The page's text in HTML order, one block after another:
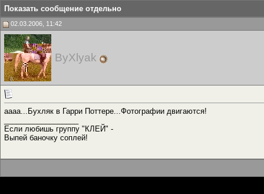
Показать сообщение отдельно
02.03.2006, 11:42
ByXlyak
аааа...Бухляк в Гарри Поттере...Фотографии двигаются!
Если любишь группу "КЛЕЙ" -
Выпей баночку соплей!